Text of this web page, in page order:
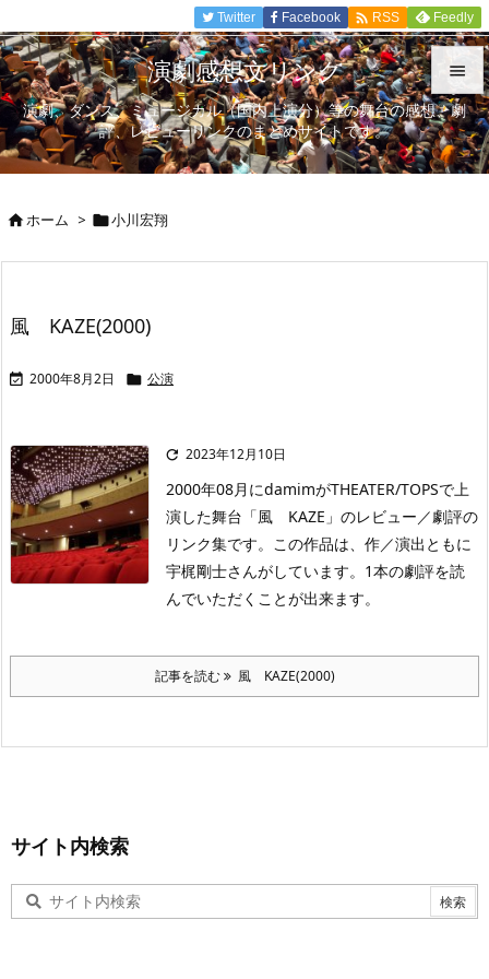


メニュ

Twitter Facebook  RSS Feedly
演劇感想文リンク
演劇、ダンス、ミュージカル（国内上演分）等の舞台の感想、劇
評、レビューリンクのまとめサイトです。
ホーム > 小川宏翔
風 KAZE(2000)
 2000年8月2日  公演
 2023年12月10日
2000年08月にdamimがTHEATER/TOPSで上
演した舞台「風 KAZE」のレビュー／劇評の
リンク集です。この作品は、作／演出ともに
宇梶剛士さんがしています。1本の劇評を読
んでいただくことが出来ます。
記事を読む 風 KAZE(2000)
サイト内検索